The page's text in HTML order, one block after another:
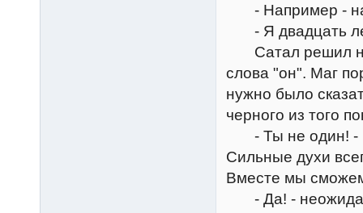
- Например -
- Я двадцать
Сатал решил не
слова "он". Маг
нужно было
черного из того
- Ты не один! -
Сильные духи
Вместе мы
- Да! -